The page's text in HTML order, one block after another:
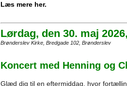
Læs mere her.
Lørdag, den 30. maj
Brønderslev Kirke, Bredgade 102, Brønderslev
Koncert med Henning og
Glæd dig til en eftermiddag, hvor